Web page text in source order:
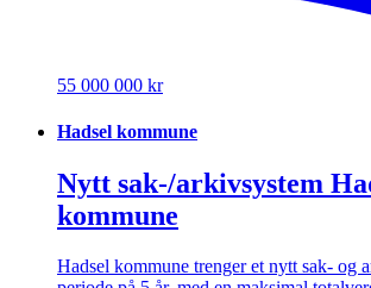
55 000 000 kr
Hadsel kommune
Nytt sak-/arkivsystem
kommune
Hadsel kommune trenger et nytt sak- og